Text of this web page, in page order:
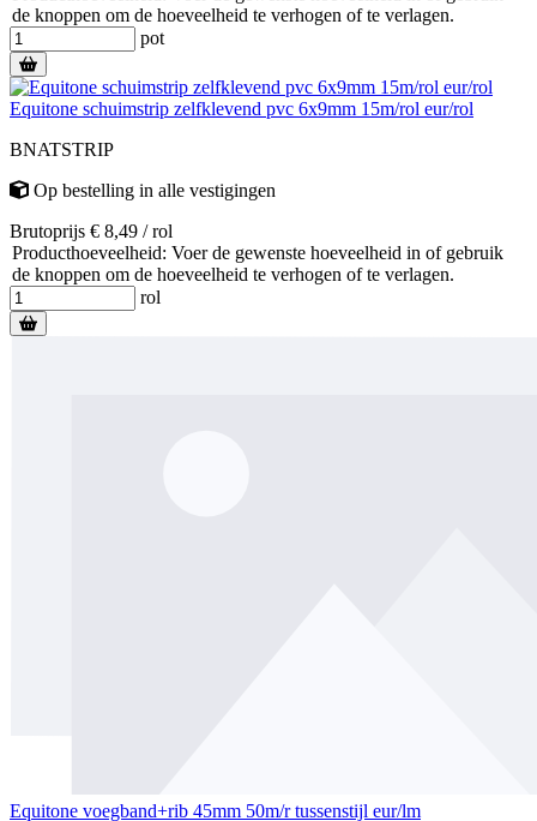
de knoppen om de hoeveelheid te verhogen of te verlagen.
pot
Equitone schuimstrip zelfklevend pvc 6x9mm 15m/rol eur/rol
BNATSTRIP
Op bestelling in alle vestigingen
Brutoprijs € 8,49 / rol
Producthoeveelheid: Voer de gewenste hoeveelheid in of gebruik
de knoppen om de hoeveelheid te verhogen of te verlagen.
rol
Equitone voegband+rib 45mm 50m/r tussenstijl eur/lm